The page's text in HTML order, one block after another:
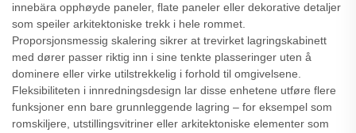
innebära opphøyde paneler, flate paneler eller dekorative detaljer
som speiler arkitektoniske trekk i hele rommet.
Proporsjonsmessig skalering sikrer at trevirket lagringskabinett
med dører passer riktig inn i sine tenkte plasseringer uten å
dominere eller virke utilstrekkelig i forhold til omgivelsene.
Fleksibiliteten i innredningsdesign lar disse enhetene utføre flere
funksjoner enn bare grunnleggende lagring – for eksempel som
romskiljere, utstillingsvitriner eller arkitektoniske elementer som